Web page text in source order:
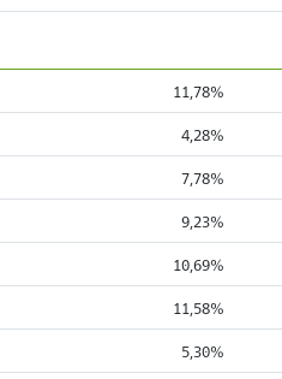
11,78%
4,28%
7,78%
9,23%
10,69%
11,58%
5,30%